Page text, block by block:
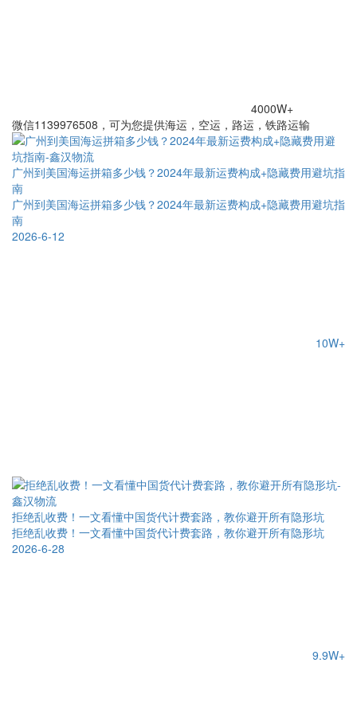
4000W+
微信1139976508，可为您提供海运，空运，路运，铁路运输
广州到美国海运拼箱多少钱？2024年最新运费构成+隐藏费用避坑指
南
广州到美国海运拼箱多少钱？2024年最新运费构成+隐藏费用避坑指
南
2026-6-12
10W+
拒绝乱收费！一文看懂中国货代计费套路，教你避开所有隐形坑
拒绝乱收费！一文看懂中国货代计费套路，教你避开所有隐形坑
2026-6-28
9.9W+